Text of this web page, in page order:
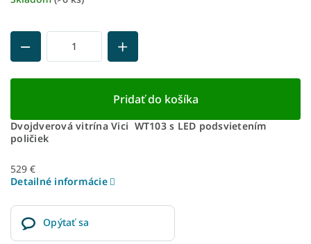
Pridať do košíka
Dvojdverová vitrína Vici WT103 s LED podsvietením
poličiek
529 €
Detailné informácie
Opýtať sa